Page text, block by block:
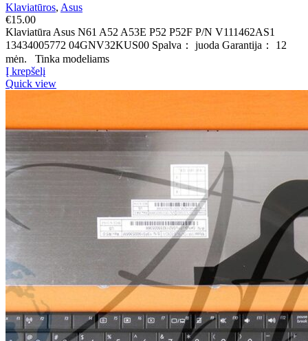
Klaviatūros, Asus
€15.00
Klaviatūra Asus N61 A52 A53E P52 P52F P/N V111462AS1
13434005772 04GNV32KUS00 Spalva： juoda Garantija： 12
mėn. Tinka modeliams
Į krepšelį
Quick view